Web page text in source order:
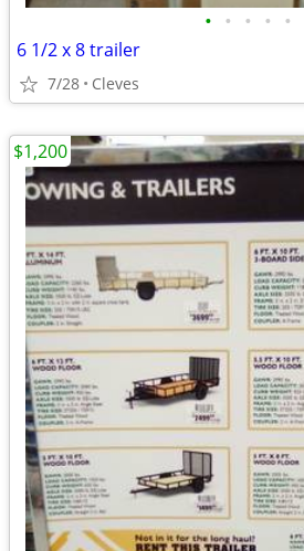
• • • • •
6 1/2 x 8 trailer
7/28 Cleves
$1,200